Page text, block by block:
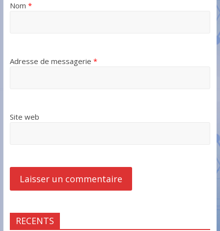
Nom *
Adresse de messagerie *
Site web
RECENTS